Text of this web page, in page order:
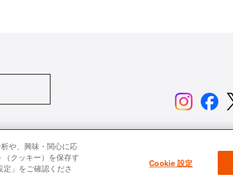
are © Le Creuset Japon KK. All rights reserved.
や、興味・関心に応
クッキー）を保存す
」をご確認くださ
Cookie 設定